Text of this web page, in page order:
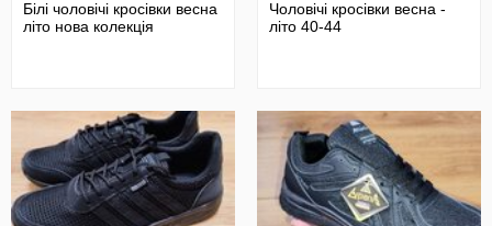
Білі чоловічі кросівки весна
літо нова колекція
Чоловічі кросівки весна -
літо 40-44